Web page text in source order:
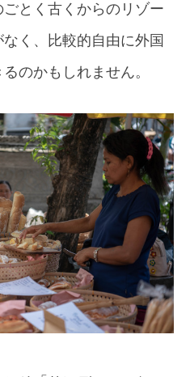
とく古くからのリゾー
く、比較的自由に外国
のかもしれません。